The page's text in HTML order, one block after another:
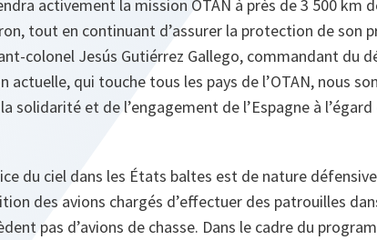
activement la mission OTAN à près de 3 500 km
tout en continuant d’assurer la protection de son
colonel Jesús Gutiérrez Gallego, commandant du
actuelle, qui touche tous les pays de l’OTAN, nous
solidarité et de l’engagement de l’Espagne à
du ciel dans les États baltes est de nature
des avions chargés d’effectuer des patrouilles
pas d’avions de chasse. Dans le cadre du